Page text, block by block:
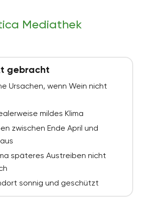
Mediathek
gebracht
Ursachen, wenn Wein nicht
mildes Klima
zwischen Ende April und
späteres Austreiben nicht
sonnig und geschützt